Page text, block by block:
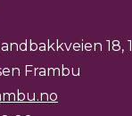
18,
Frambu